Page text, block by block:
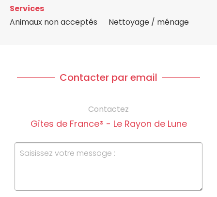
Services
Animaux non acceptés
Nettoyage / ménage
Contacter par email
Contactez
Gîtes de France® - Le Rayon de Lune